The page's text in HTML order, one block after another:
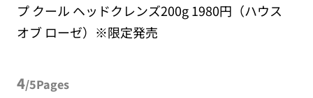
プ クール ヘッドクレンズ200g 1980円（ハウス
オブ ローゼ）※限定発売
4/5Pages